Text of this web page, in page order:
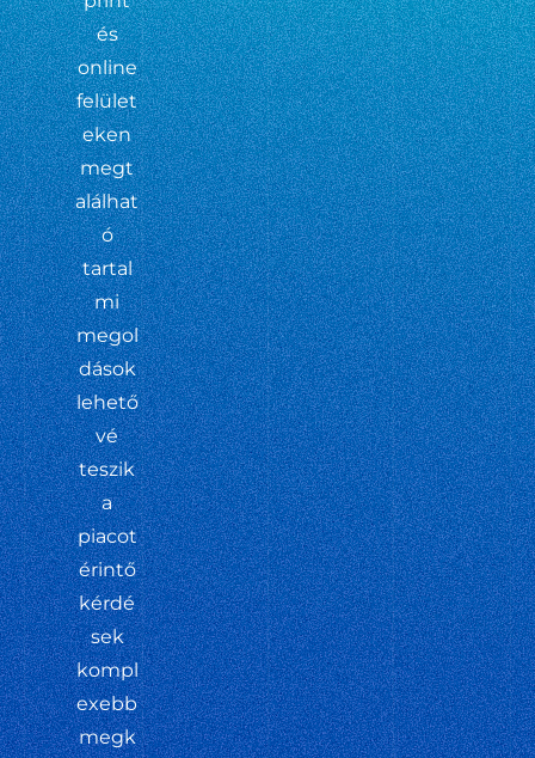
és
online
felület
eken
megt
alálhat
ó
tartal
mi
megol
dások
lehető
vé
teszik
a
piacot
érintő
kérdé
sek
kompl
exebb
megk